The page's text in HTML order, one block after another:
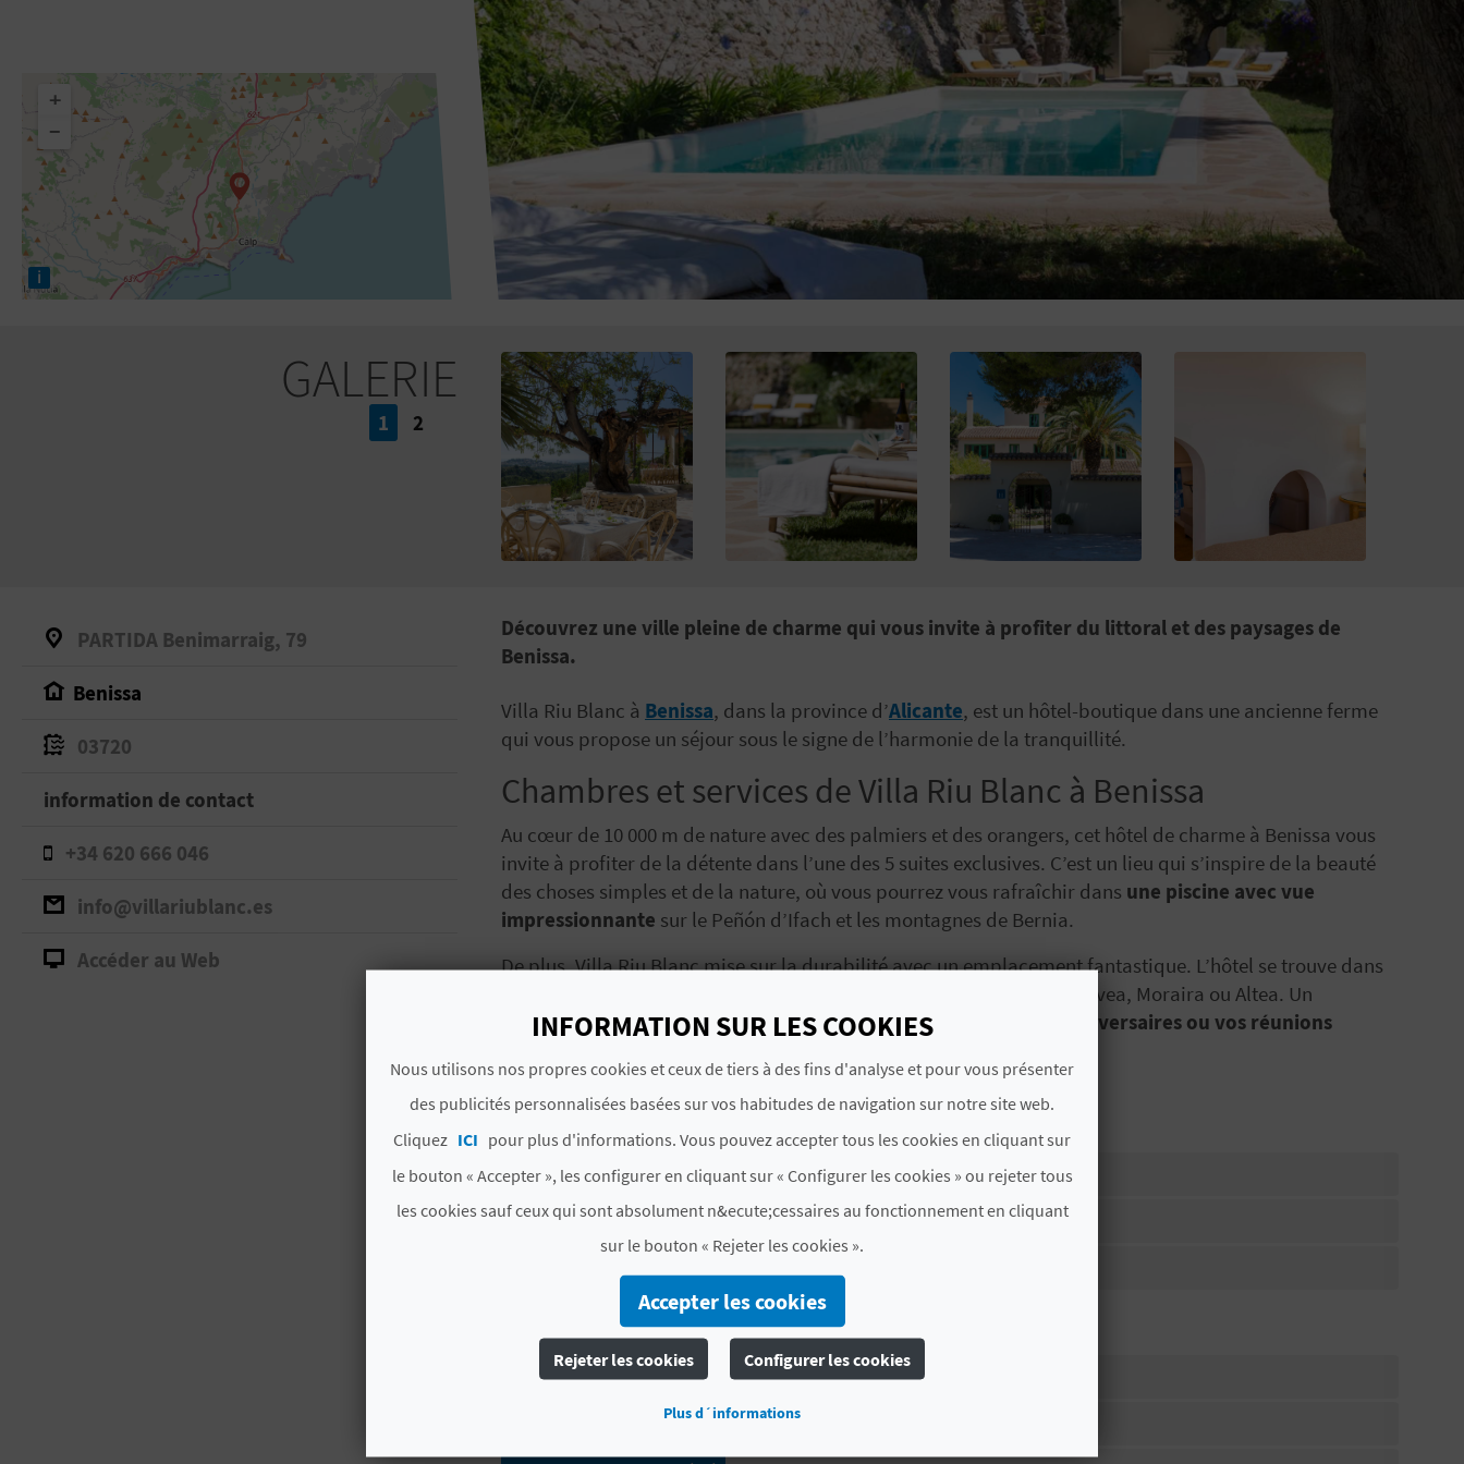
+
−
i
GALERIE
1 2
PARTIDA Benimarraig, 79
Benissa
03720
information de contact
+34 620 666 046
info@villariublanc.es
Accéder au Web
Découvrez une ville pleine de charme qui vous invite à profiter du littoral et des paysages de
Benissa.
Villa Riu Blanc à Benissa, dans la province d’Alicante, est un hôtel-boutique dans une ancienne ferme
qui vous propose un séjour sous le signe de l’harmonie de la tranquillité.
Chambres et services de Villa Riu Blanc à Benissa
Au cœur de 10 000 m de nature avec des palmiers et des orangers, cet hôtel de charme à Benissa vous
invite à profiter de la détente dans l’une des 5 suites exclusives. C’est un lieu qui s’inspire de la beauté
des choses simples et de la nature, où vous pourrez vous rafraîchir dans une piscine avec vue
impressionnante sur le Peñón d’Ifach et les montagnes de Bernia.
De plus, Villa Riu Blanc mise sur la durabilité avec un emplacement fantastique. L’hôtel se trouve dans
un recoin tranquille à quelques minutes des plus belles criques de Jávea, Moraira ou Altea. Un
établissement parfait pour fêter de beaux moments tels que des
anniversaires ou vos réunions
# CHAMBRES ET PLACES
Places
10
Chambres
5en tout
# CARACTÉRISTIQUES
Catégorie
3 Estrellas
Chaîne hôtel
NO PERTENECE A NINGUNA CADENA
INFORMATION SUR LES COOKIES
Nous utilisons nos propres cookies et ceux de tiers à des fins d'analyse et pour vous présenter
des publicités personnalisées basées sur vos habitudes de navigation sur notre site web.
Cliquez ICI pour plus d'informations. Vous pouvez accepter tous les cookies en cliquant sur
le bouton « Accepter », les configurer en cliquant sur « Configurer les cookies » ou rejeter tous
les cookies sauf ceux qui sont absolument n&ecute;cessaires au fonctionnement en cliquant
sur le bouton « Rejeter les cookies ».
Accepter les cookies
Rejeter les cookies Configurer les cookies
Plus d´informations